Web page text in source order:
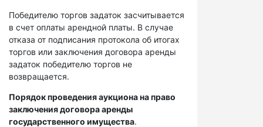
Победителю торгов задаток засчитывается
в счет оплаты арендной платы. В случае
отказа от подписания протокола об итогах
торгов или заключения договора аренды
задаток победителю торгов не
возвращается.
Порядок проведения аукциона на право
заключения договора аренды
государственного имущества.